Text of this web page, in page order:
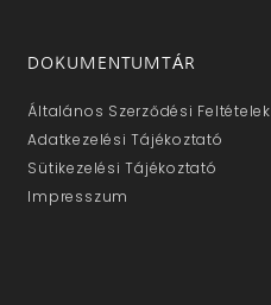
DOKUMENTUMTÁR
Általános Szerződési Feltételek
Adatkezelési Tájékoztató
Sütikezelési Tájékoztató
Impresszum